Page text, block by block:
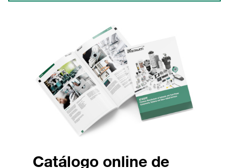
Catálogo online de